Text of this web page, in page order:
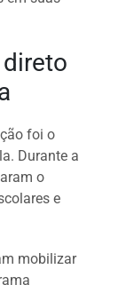
foi o
Durante a
o
e
mobilizar